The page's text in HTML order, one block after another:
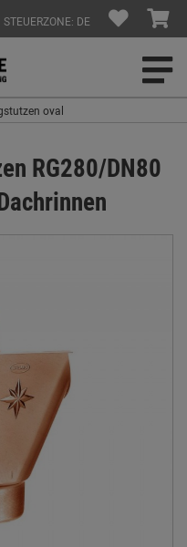
STEUERZONE: DE
oval
RG280/DN80